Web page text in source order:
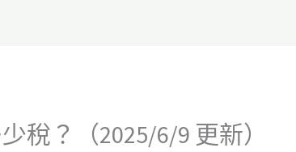
稅？（2025/6/9 更新）